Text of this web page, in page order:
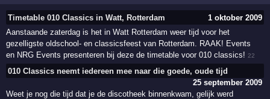
Timetable 010 Classics in Watt, Rotterdam
1 oktober 2009
Aanstaande zaterdag is het in Watt Rotterdam weer tijd voor het
gezelligste oldschool- en classicsfeest van Rotterdam. RAAK! Events
en NRG Events presenteren bij deze de timetable voor 010 classics! 22
010 Classics neemt iedereen mee naar die goede, oude tijd
25 september 2009
Weet je nog die tijd dat je de discotheek binnenkwam, gelijk werd